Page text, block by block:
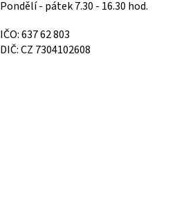
Pondělí - pátek 7.30 - 16.30 hod.
IČO: 637 62 803
DIČ: CZ 7304102608